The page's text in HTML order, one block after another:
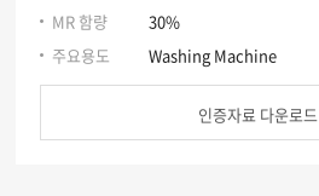
MR 함량
30%
주요용도
Washing Machine
인증자료 다운로드